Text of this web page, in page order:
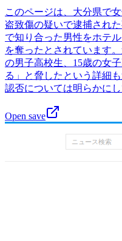
このページは、大分県で
盗致傷の疑いで逮捕され
で知り合った男性をホテ
を奪ったとされています
の男子高校生、15歳の女
る」と脅したという詳細
認否については明らかに
Open save